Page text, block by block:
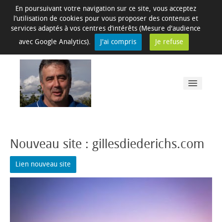
En poursuivant votre navigation sur ce site, vous acceptez
l’utilisation de cookies pour vous proposer des contenus et
services adaptés à vos centres d’intérêts (Mesure d'audience
avec Google Analytics).
J'ai compris Je refuse
Livres et CD
Nouveau site : gillesdiederichs.com
Lien nouveau site